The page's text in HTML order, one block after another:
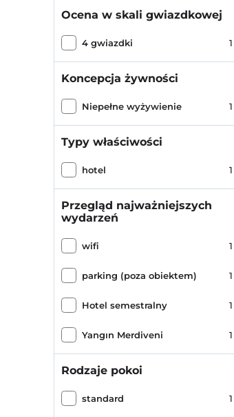
Ocena w skali gwiazdkowej
4 gwiazdki 1
Koncepcja żywności
Niepełne wyżywienie 1
Typy właściwości
hotel 1
Przegląd najważniejszych
wydarzeń
wifi 1
parking (poza obiektem) 1
Hotel semestralny 1
Yangın Merdiveni 1
Rodzaje pokoi
standard 1